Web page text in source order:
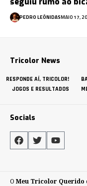
PEDRO LEÔNIDASMAIO 17,
Tricolor News
RESPONDE AÍ, TRICOLOR!
JOGOS E RESULTADOS
Socials
O Meu Tricolor Querido